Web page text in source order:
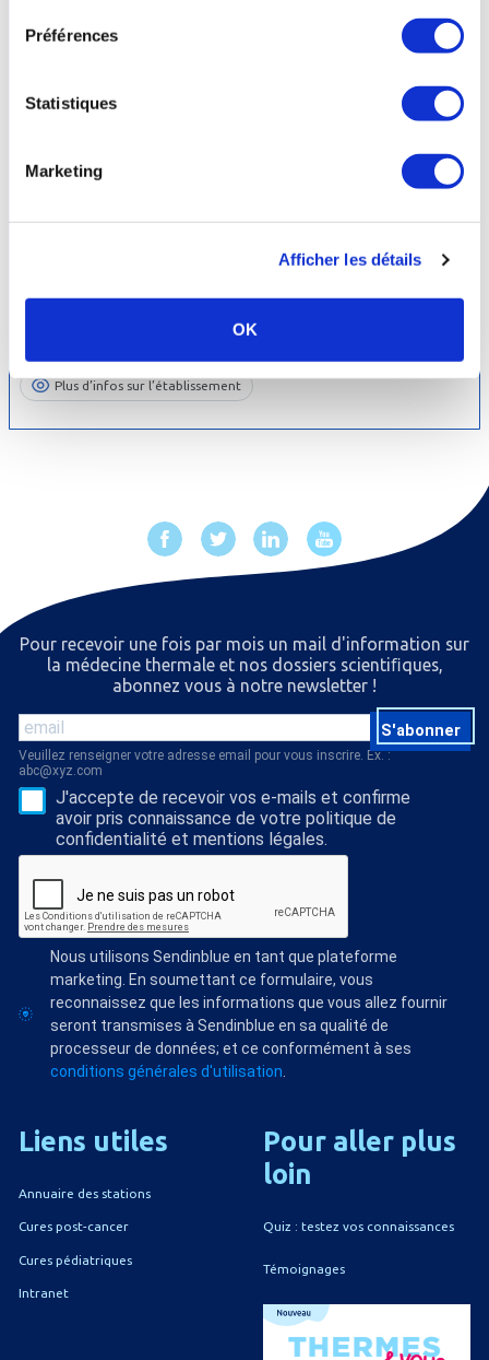
Préférences
Statistiques
Marketing
Afficher les détails
OK
Etablissement Thermal
04.70.03.10.39
Plus d’infos sur l’établissement
Pour recevoir une fois par mois un mail d'information sur
la médecine thermale et nos dossiers scientiﬁques,
abonnez vous à notre newsletter !
S'abonner
Veuillez renseigner votre adresse email pour vous inscrire. Ex. :
abc@xyz.com
J'accepte de recevoir vos e-mails et confirme
avoir pris connaissance de votre politique de
confidentialité et mentions légales.
Nous utilisons Sendinblue en tant que plateforme
marketing. En soumettant ce formulaire, vous
reconnaissez que les informations que vous allez fournir
seront transmises à Sendinblue en sa qualité de
processeur de données; et ce conformément à ses
conditions générales d'utilisation
Liens utiles
Annuaire des stations
Cures post-cancer
Cures pédiatriques
Intranet
Pour aller plus
loin
Quiz : testez vos connaissances
Témoignages